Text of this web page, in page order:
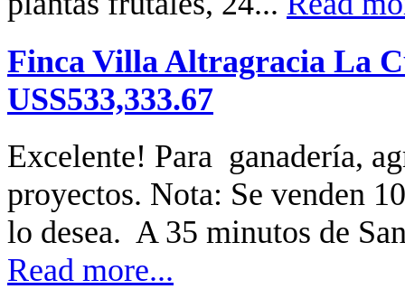
Finca Villa Altragracia La
USS533,333.67
Excelente! Para ganadería,
proyectos. Nota: Se venden
lo desea. A 35 minutos de
Read more...